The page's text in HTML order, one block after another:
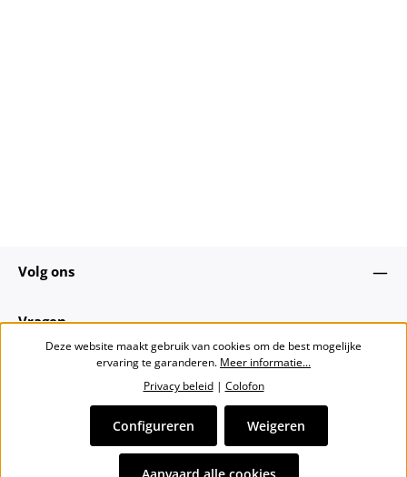
Volg ons
Vragen
Alle prijzen incl. btw plusverzendkosten
Deze website maakt gebruik van cookies om de best mogelijke
ervaring te garanderen. Meer informatie...
Privacy beleid| Colofon
Weigeren
Configureren